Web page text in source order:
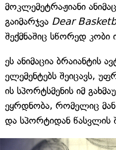
მოკლემეტრაჟიანი
გაიმარჯვა Dear
შექმნაშიც სწორედ
ეს ანიმაცია ბრაიანტის
ელემენტებს შეიცავს,
ის სპორტსმენის იმ
ეყრდნობა, რომელიც
და სპორტიდან წასვლის